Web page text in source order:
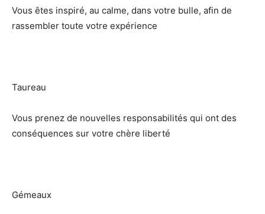
Vous êtes inspiré, au calme, dans votre bulle, afin de
rassembler toute votre expérience
Taureau
Vous prenez de nouvelles responsabilités qui ont des
conséquences sur votre chère liberté
Gémeaux